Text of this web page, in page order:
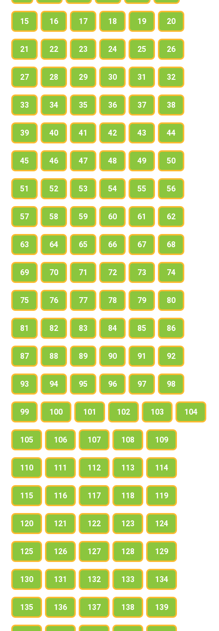
15 16 17 18 19 20
21 22 23 24 25 26
27 28 29 30 31 32
33 34 35 36 37 38
39 40 41 42 43 44
45 46 47 48 49 50
51 52 53 54 55 56
57 58 59 60 61 62
63 64 65 66 67 68
69 70 71 72 73 74
75 76 77 78 79 80
81 82 83 84 85 86
87 88 89 90 91 92
93 94 95 96 97 98
99 100 101 102 103 104
105 106 107 108 109
110 111 112 113 114
115 116 117 118 119
120 121 122 123 124
125 126 127 128 129
130 131 132 133 134
135 136 137 138 139